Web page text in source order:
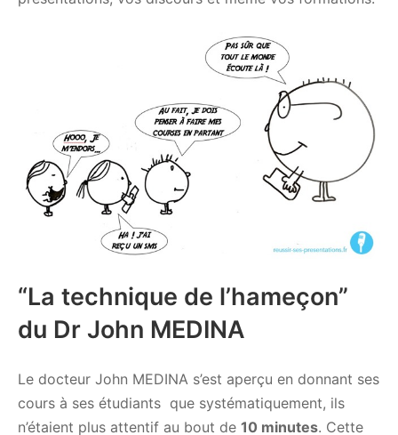
“La technique de l’hameçon”
du Dr John MEDINA
Le docteur John MEDINA s’est aperçu en donnant ses
cours à ses étudiants que systématiquement, ils
n’étaient plus attentif au bout de 10 minutes. Cette